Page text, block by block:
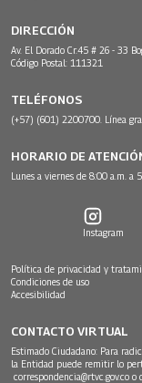
DIRECCIÓN
Av. El Dorado Cr.45 # 26 - 33
Código Postal: 111321
TELÉFONOS
(+57) (601) 2200700. Línea
HORARIO DE
Lunes a viernes de 8:00 a.m. a
Instagram
Política de privacidad y
Condiciones de uso
Accesibilidad
CONTACTO VIRTUAL
Estimado Ciudadano: Para
la Entidad puede remitir lo
correspondencia@rtvc.gov.co o